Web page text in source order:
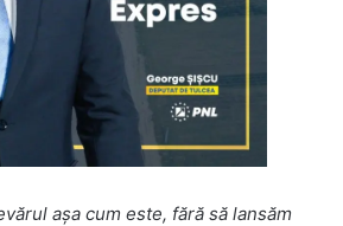
așa cum este, fără să lansăm